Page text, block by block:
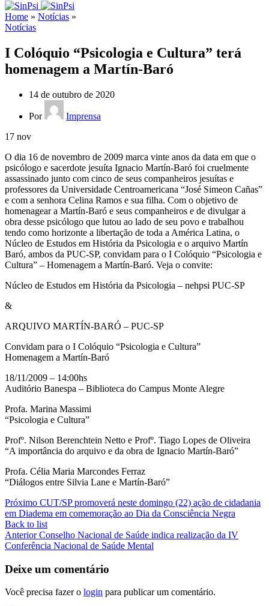
Home » Notícias »
Notícias
I Colóquio “Psicologia e Cultura” terá
homenagem a Martín-Baró
14 de outubro de 2020
Por
Imprensa
17 nov
O dia 16 de novembro de 2009 marca vinte anos da data em que o
psicólogo e sacerdote jesuíta Ignacio Martín-Baró foi cruelmente
assassinado junto com cinco de seus companheiros jesuítas e
professores da Universidade Centroamericana “José Simeon Cañas”
e com a senhora Celina Ramos e sua filha. Com o objetivo de
homenagear a Martín-Baró e seus companheiros e de divulgar a
obra desse psicólogo que lutou ao lado de seu povo e trabalhou
tendo como horizonte a libertação de toda a América Latina, o
Núcleo de Estudos em História da Psicologia e o arquivo Martín
Baró, ambos da PUC-SP, convidam para o I Colóquio “Psicologia e
Cultura” – Homenagem a Martín-Baró. Veja o convite:
Núcleo de Estudos em História da Psicologia – nehpsi PUC-SP
&
ARQUIVO MARTÍN-BARÓ – PUC-SP
Convidam para o I Colóquio “Psicologia e Cultura”
Homenagem a Martín-Baró
18/11/2009 – 14:00hs
Auditório Banespa – Biblioteca do Campus Monte Alegre
Profa. Marina Massimi
“Psicologia e Cultura”
Profº. Nilson Berenchtein Netto e Profº. Tiago Lopes de Oliveira
“A importância do arquivo e da obra de Ignacio Martín-Baró”
Profa. Célia Maria Marcondes Ferraz
“Diálogos entre Silvia Lane e Martín-Baró”
Próximo CUT/SP promoverá neste domingo (22) ação de cidadania
em Diadema em comemoração ao Dia da Consciência Negra
Back to list
Anterior Conselho Nacional de Saúde indica realização da IV
Conferência Nacional de Saúde Mental
Deixe um comentário
Você precisa fazer o login para publicar um comentário.